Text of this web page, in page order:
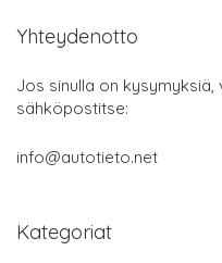
Yhteydenotto
Jos sinulla on
sähköpostitse:
info@autotieto.net
Kategoriat